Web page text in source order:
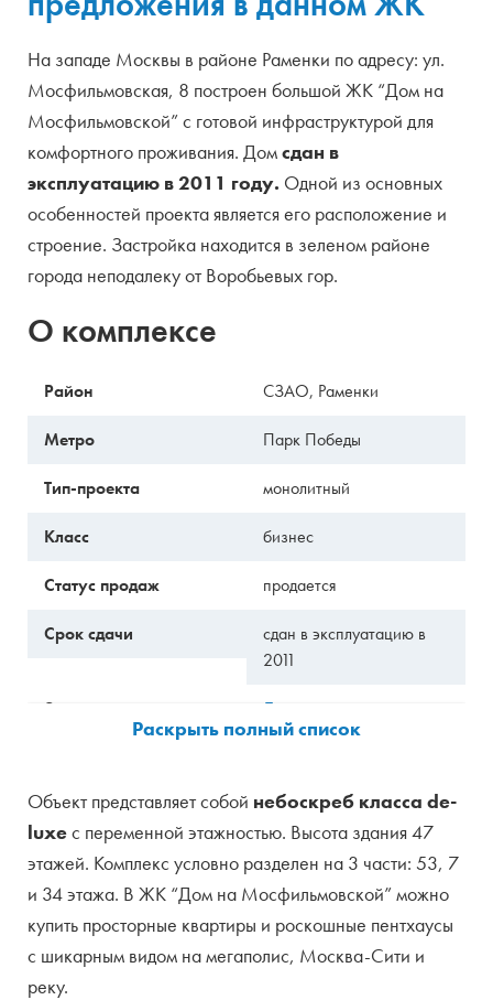
На западе Москвы в районе Раменки по адресу: ул.
Мосфильмовская, 8 построен большой ЖК “Дом на
Мосфильмовской” с готовой инфраструктурой для
комфортного проживания. Домсдан в
эксплуатацию в 2011 году. Одной из основных
особенностей проекта является его расположение и
строение. Застройка находится в зеленом районе
города неподалеку от Воробьевых гор.
О комплексе
Район СЗАО, Раменки
Метро Парк Победы
Тип-проекта монолитный
Класс бизнес
Статус продаж продается
Срок сдачи
сдан в эксплуатацию в
2011
Застройщик Донстрой
Управляющая
компания
неизвестно
Тип собственности жилое
Кол-во домов 2
Объект представляет собой небоскреб класса de-
luxeс переменной этажностью. Высота здания 47
этажей. Комплекс условно разделен на 3 части: 53, 7
и 34 этажа. В ЖК “Дом на Мосфильмовской” можно
купить просторные квартиры и роскошные пентхаусы
с шикарным видом на мегаполис, Москва-Сити и
реку.